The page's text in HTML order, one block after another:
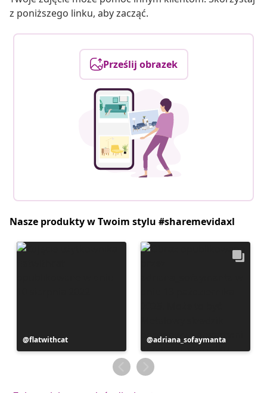
z poniższego linku, aby zacząć.
Prześlij obrazek
Nasze produkty w Twoim stylu #sharemevidaxl
Post
opublikowany
flatwithcat
Post
opublikowany
przez
adriana_sofaymanta